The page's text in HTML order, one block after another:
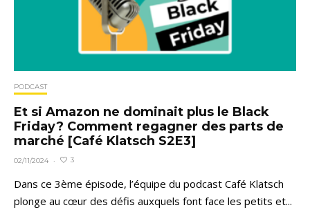
PODCAST
Et si Amazon ne dominait plus le Black
Friday? Comment regagner des parts de
marché [Café Klatsch S2E3]
02/11/2024 · 3
Dans ce 3ème épisode, l’équipe du podcast Café Klatsch
plonge au cœur des défis auxquels font face les petits et...